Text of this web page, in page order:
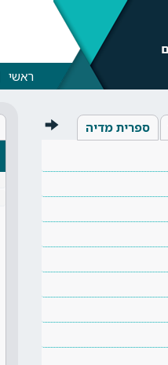
ראשי
ספרית מדיה